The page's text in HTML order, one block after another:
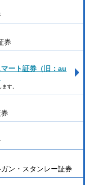
券
ート証券（旧：au
す。
ン・スタンレー証券